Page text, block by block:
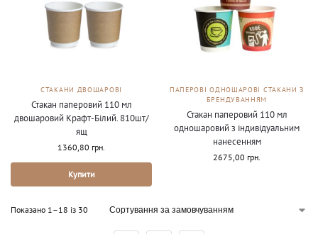
СТАКАНИ ДВОШАРОВІ
Стакан паперовий 110 мл
двошаровий Крафт-Білий. 810шт/
ящ
1360,80 грн.
Купити
ПАПЕРОВІ ОДНОШАРОВІ СТАКАНИ З
БРЕНДУВАННЯМ
Стакан паперовий 110 мл
одношаровий з індивідуальним
нанесенням
2675,00 грн.
Показано 1–18 із 30